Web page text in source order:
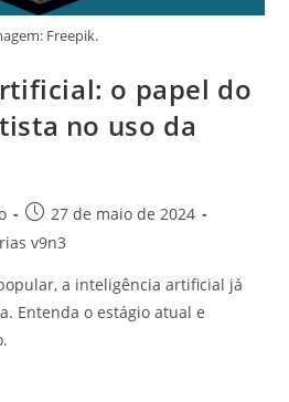
Freepik.
o papel do
no uso da
27 de maio de 2024
v9n3
a inteligência artificial já
Entenda o estágio atual e